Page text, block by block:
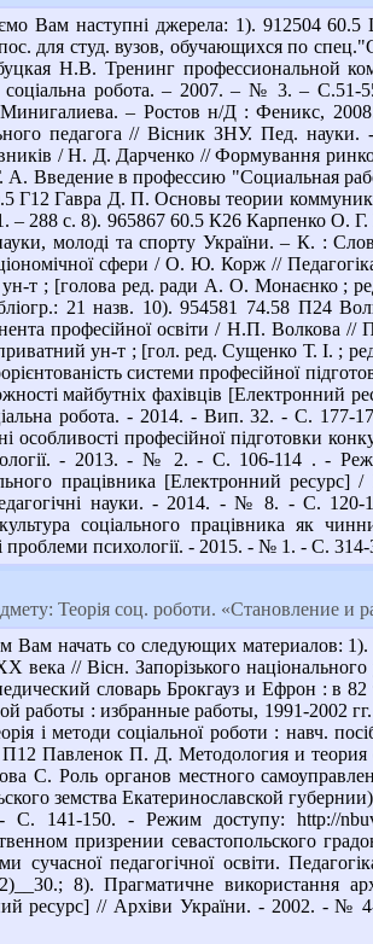
Вам наступні джерела: 1). 912504
для студ. вузов, обучающихся по
Н.В. Тренинг профессиональной
соціальна робота. – 2007. – № 3. –
– Ростов н/Д : Феникс,
педагога // Вісник ЗНУ. Пед.
/ Н. Д. Дарченко // Формування
А. Введение в профессию "Социальная
Г12 Гавра Д. П. Основы теории
288 с. 8). 965867 60.5 К26 Карпенко О. Г.
молоді та спорту України. – К. :
сфери / О. Ю. Корж //
ун-т ; [голова ред. ради А. О. Монаєнко ;
21 назв. 10). 954581 74.58 П24
професійної освіти / Н.П. Волкова //
ун-т ; [гол. ред. Сущенко Т. І. ;
системи професійної
майбутніх фахівців [Електронний
робота. - 2014. - Вип. 32. - С.
особливості професійної підготовки
- 2013. - № 2. - С. 106-114 . -
працівника [Електронний
науки. - 2014. - № 8. - С.
соціального працівника як
проблеми психології. - 2015. - № 1. - С.
Теорія соц. роботи. «Становление и
Вам начать со следующих материалов:
века // Вісн. Запорізького
словарь Брокгауз и Ефрон : в
работы : избранные работы, 1991-
і методи соціальної роботи : навч.
Павленок П. Д. Методология и
С. Роль органов местного
земства Екатеринославской
141-150. - Режим доступу: http://
призрении севастопольского
педагогічної освіти.
8). Прагматичне використання
ресурс] // Архіви України. - 2002. - №